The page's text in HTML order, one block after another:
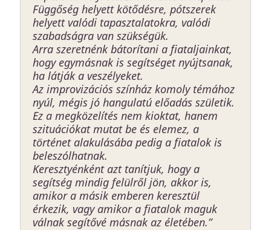
Függőség helyett kötődésre, pótszerek
helyett valódi tapasztalatokra, valódi
szabadságra van szükségük.
Arra szeretnénk bátorítani a fiataljainkat,
hogy egymásnak is segítséget nyújtsanak,
ha látják a veszélyeket.
Az improvizációs színház komoly témához
nyúl, mégis jó hangulatú előadás születik.
Ez a megközelítés nem kioktat, hanem
szituációkat mutat be és elemez, a
történet alakulásába pedig a fiatalok is
beleszólhatnak.
Keresztyénként azt tanítjuk, hogy a
segítség mindig felülről jön, akkor is,
amikor a másik emberen keresztül
érkezik, vagy amikor a fiatalok maguk
válnak segítővé másnak az életében.”